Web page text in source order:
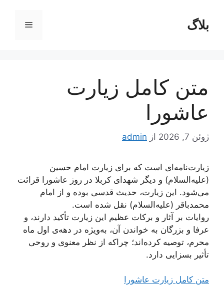
محتوابلاگ فهرست
متن کامل زیارت
عاشورا
ژوئن 7, 2026 از admin
زیارت‌نامه‌ای است که برای زیارت امام حسین
(علیه‌السلام) و دیگر شهدای کربلا در روز عاشورا قرائت
می‌شود. این زیارت، حدیث قدسی بوده و از امام
محمدباقر (علیه‌السلام) نقل شده است.
روایات بر آثار و برکات عظیم این زیارت تأکید دارند، و
عرفا و بزرگان به خواندن آن، به‌ویژه در دهه‌ی اول ماه
محرم، توصیه کرده‌اند؛ چراکه از نظر معنوی و روحی
تأثیر بسزایی دارد.
متن کامل زیارت عاشورا